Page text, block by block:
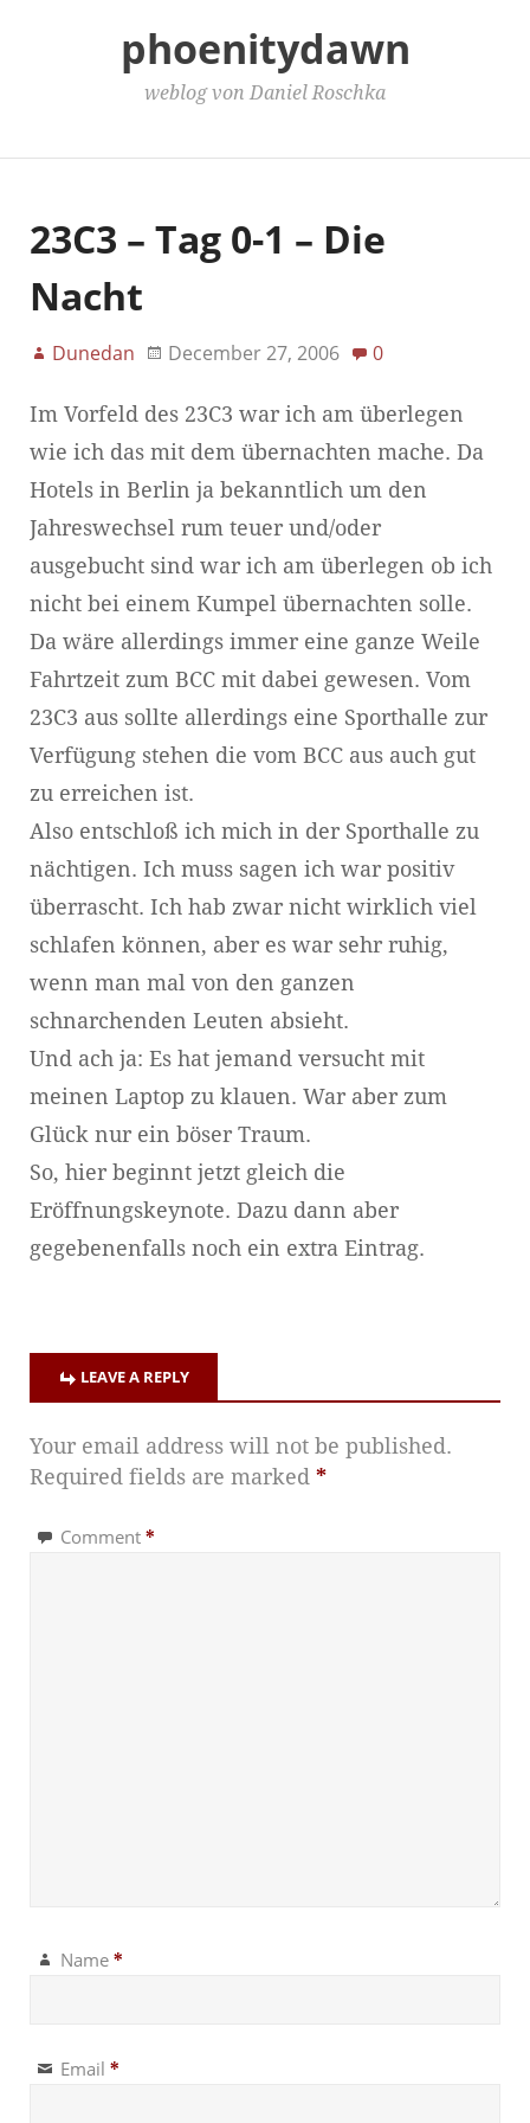
phoenitydawn
weblog von Daniel Roschka
23C3 – Tag 0-1 – Die
Nacht
Dunedan December 27, 2006 0
Im Vorfeld des 23C3 war ich am überlegen
wie ich das mit dem übernachten mache. Da
Hotels in Berlin ja bekanntlich um den
Jahreswechsel rum teuer und/oder
ausgebucht sind war ich am überlegen ob ich
nicht bei einem Kumpel übernachten solle.
Da wäre allerdings immer eine ganze Weile
Fahrtzeit zum BCC mit dabei gewesen. Vom
23C3 aus sollte allerdings eine Sporthalle zur
Verfügung stehen die vom BCC aus auch gut
zu erreichen ist.
Also entschloß ich mich in der Sporthalle zu
nächtigen. Ich muss sagen ich war positiv
überrascht. Ich hab zwar nicht wirklich viel
schlafen können, aber es war sehr ruhig,
wenn man mal von den ganzen
schnarchenden Leuten absieht.
Und ach ja: Es hat jemand versucht mit
meinen Laptop zu klauen. War aber zum
Glück nur ein böser Traum.
So, hier beginnt jetzt gleich die
Eröffnungskeynote. Dazu dann aber
gegebenenfalls noch ein extra Eintrag.
LEAVE A REPLY
Your email address will not be published.
Required fields are marked *
Comment *
Name *
Email *